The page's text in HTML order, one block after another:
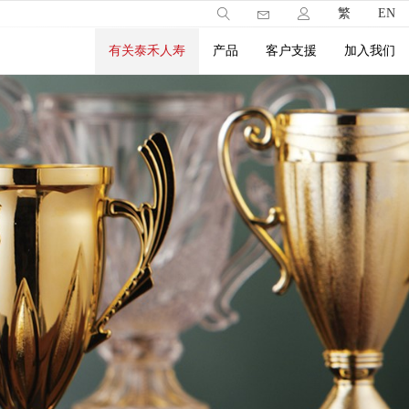
繁 EN
有关泰禾人寿 产品 客户支援 加入我们